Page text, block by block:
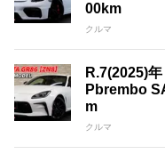
00km
クルマ
R.7(2025)
Pbrembo
m
クルマ